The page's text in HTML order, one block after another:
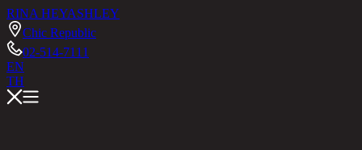
RINA HEYASHLEY
Chic Republic
02-514-7111
EN
TH